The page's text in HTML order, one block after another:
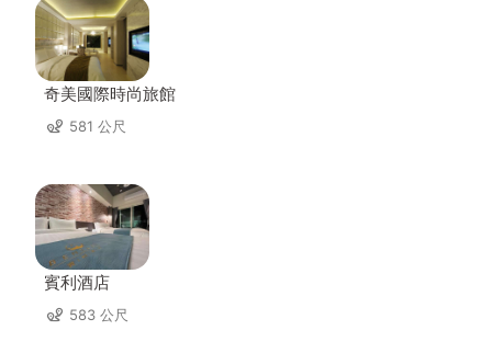
奇美國際時尚旅館
581 公尺
賓利酒店
583 公尺